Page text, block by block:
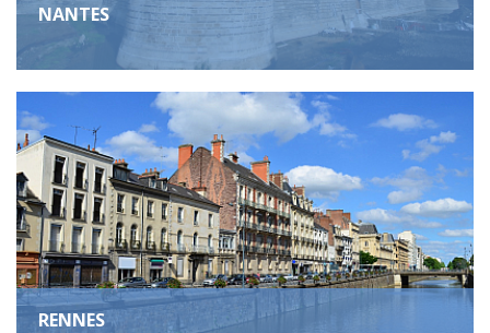
NANTES
RENNES